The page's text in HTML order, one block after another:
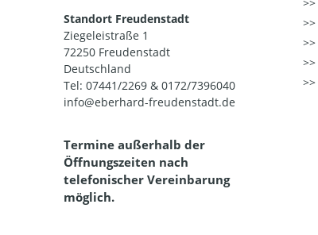
Standort Freudenstadt
Ziegeleistraße 1
72250 Freudenstadt
Deutschland
Tel: 07441/2269 & 0172/7396040
info@eberhard-freudenstadt.de
Termine außerhalb der
Öffnungszeiten nach
telefonischer Vereinbarung
möglich.